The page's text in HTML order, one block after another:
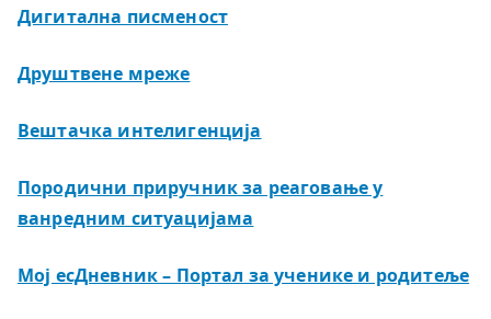
Дигитална писменост
Друштвене мреже
Вештачка интелигенција
Породични приручник за реаговање у
ванредним ситуацијама
Мој есДневник – Портал за ученике и родитеље